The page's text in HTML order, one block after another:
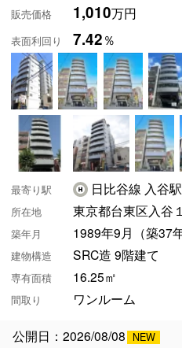
販売価格 1,010万円
表面利回り 7.42％
最寄り駅 日比谷線 入谷
所在地 東京都台東区入谷
築年月 1989年9月（築37年
建物構造 SRC造 9階建て
専有面積 16.25㎡
間取り ワンルーム
公開日：2026/08/08